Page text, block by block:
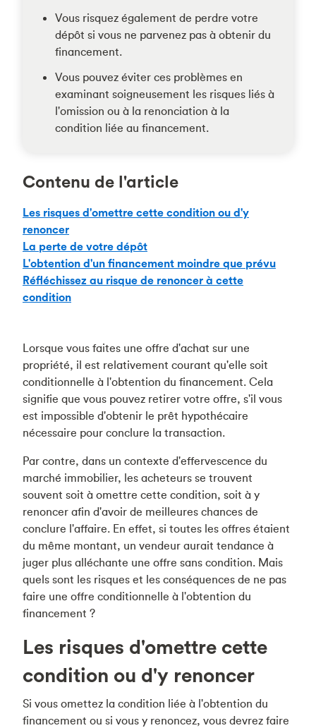
Vous risquez également de perdre votre
dépôt si vous ne parvenez pas à obtenir du
financement.
Vous pouvez éviter ces problèmes en
examinant soigneusement les risques liés à
l'omission ou à la renonciation à la
condition liée au financement.
Contenu de l'article
Les risques d'omettre cette condition ou d'y
renoncer
La perte de votre dépôt
L'obtention d'un financement moindre que prévu
Réfléchissez au risque de renoncer à cette
condition
Lorsque vous faites une offre d'achat sur une
propriété, il est relativement courant qu'elle soit
conditionnelle à l'obtention du financement. Cela
signifie que vous pouvez retirer votre offre, s'il vous
est impossible d'obtenir le prêt hypothécaire
nécessaire pour conclure la transaction.
Par contre, dans un contexte d'effervescence du
marché immobilier, les acheteurs se trouvent
souvent soit à omettre cette condition, soit à y
renoncer afin d'avoir de meilleures chances de
conclure l'affaire. En effet, si toutes les offres étaient
du même montant, un vendeur aurait tendance à
juger plus alléchante une offre sans condition. Mais
quels sont les risques et les conséquences de ne pas
faire une offre conditionnelle à l'obtention du
financement ?
Les risques d'omettre cette
condition ou d'y renoncer
Si vous omettez la condition liée à l'obtention du
financement ou si vous y renoncez, vous devrez faire